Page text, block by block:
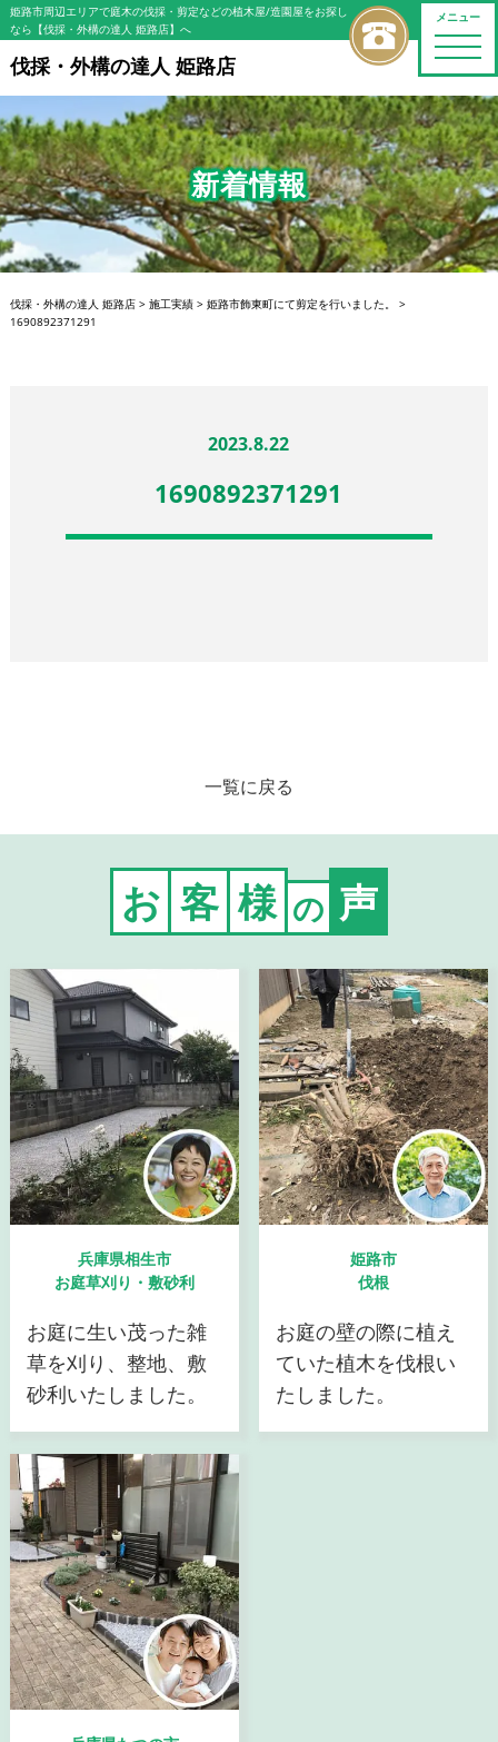
メニュー
toggle
姫路市周辺エリアで庭木の伐採・剪定などの植木屋/造園屋をお探し
なら【伐採・外構の達人 姫路店】へ
伐採・外構の達人 姫路店
新着情報
伐採・外構の達人 姫路店> 施工実績> 姫路市飾東町にて剪定を行いました。
>
1690892371291
2023.8.22
1690892371291
一覧に戻る
お 客 様 の 声
兵庫県相生市
お庭草刈り・敷砂利
お庭に生い茂った雑
草を刈り、整地、敷
砂利いたしました。
姫路市
伐根
お庭の壁の際に植え
ていた植木を伐根い
たしました。